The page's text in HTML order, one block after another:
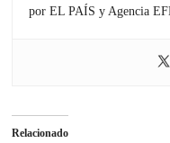
por EL PAÍS y Agencia
Relacionado